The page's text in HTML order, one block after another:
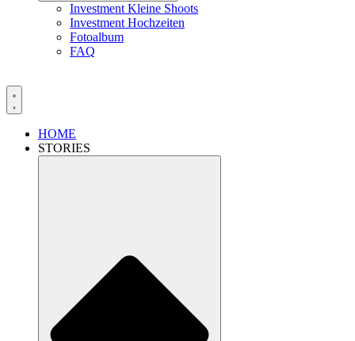
Investment Kleine Shoots
Investment Hochzeiten
Fotoalbum
FAQ
HOME
STORIES